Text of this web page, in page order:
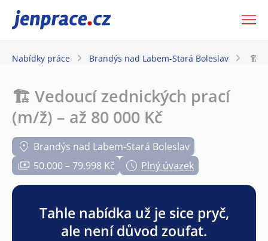
JenPráce.cz
Nabídky práce Brandýs nad Labem-Stará Boleslav 🏗️
🏗️ Vedoucí zednických prací
(m/ž) – až 80 000 Kč
Brandýs nad Labem-Stará Boleslav
50.000 – 79.998 Kč
Plný úvazek
Tahle nabídka už je sice pryč,
ale není důvod zoufat.